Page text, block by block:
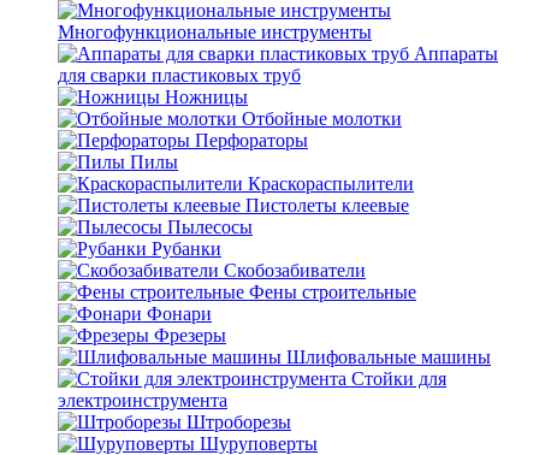
Многофункциональные инструменты
Аппараты
для сварки пластиковых труб
Ножницы
Отбойные молотки
Перфораторы
Пилы
Краскораспылители
Пистолеты клеевые
Пылесосы
Рубанки
Скобозабиватели
Фены строительные
Фонари
Фрезеры
Шлифовальные машины
Стойки для
электроинструмента
Штроборезы
Шуруповерты